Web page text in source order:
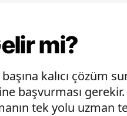
mi?
kalıcı çözüm
başvurması gerekir.
tek yolu uzman